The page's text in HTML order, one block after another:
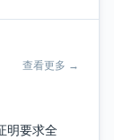
查看更多 →
明要求全